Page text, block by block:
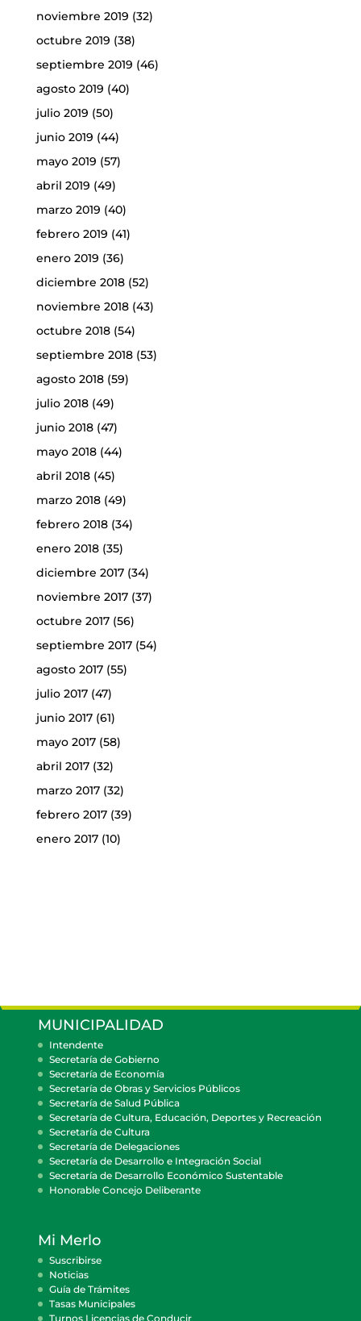
noviembre 2019 (32)
octubre 2019 (38)
septiembre 2019 (46)
agosto 2019 (40)
julio 2019 (50)
junio 2019 (44)
mayo 2019 (57)
abril 2019 (49)
marzo 2019 (40)
febrero 2019 (41)
enero 2019 (36)
diciembre 2018(52)
noviembre 2018(43)
octubre 2018(54)
septiembre 2018(53)
agosto 2018(59)
julio 2018(49)
junio 2018(47)
mayo 2018(44)
abril 2018(45)
marzo 2018(49)
febrero 2018(34)
enero 2018(35)
diciembre 2017(34)
noviembre 2017(37)
octubre 2017(56)
septiembre 2017(54)
agosto 2017(55)
julio 2017(47)
junio 2017(61)
mayo 2017(58)
abril 2017(32)
marzo 2017(32)
febrero 2017(39)
enero 2017(10)
MUNICIPALIDAD
Intendente
Secretaría de Gobierno
Secretaría de Economía
Secretaría de Obras y Servicios Públicos
Secretaría de Salud Pública
Secretaría de Cultura, Educación, Deportes y Recreación
Secretaría de Cultura
Secretaría de Delegaciones
Secretaría de Desarrollo e Integración Social
Secretaría de Desarrollo Económico Sustentable
Honorable Concejo Deliberante
Mi Merlo
Suscribirse
Noticias
Guía de Trámites
Tasas Municipales
Turnos Licencias de Conducir